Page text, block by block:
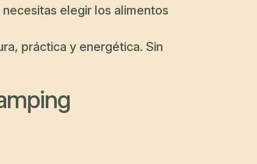
elegir los alimentos
práctica y energética. Sin